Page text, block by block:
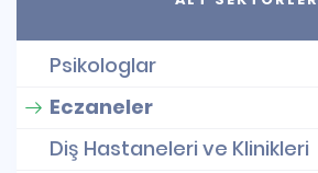
Psikologlar
Eczaneler
Diş Hastaneleri ve Klinikleri